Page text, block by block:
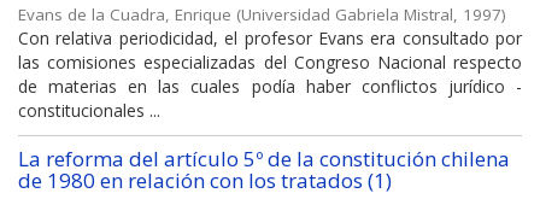
Evans de la Cuadra, Enrique (Universidad Gabriela Mistral, 1997)
Con relativa periodicidad, el profesor Evans era consultado por
las comisiones especializadas del Congreso Nacional respecto
de materias en las cuales podía haber conflictos jurídico -
constitucionales ...
La reforma del artículo 5º de la constitución chilena
de 1980 en relación con los tratados (1)